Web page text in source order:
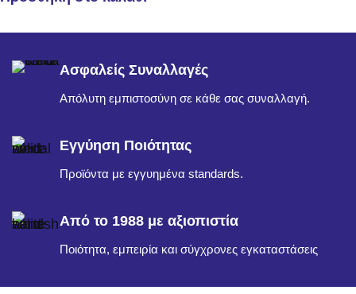
Ασφαλείς Συναλλαγές
Απόλυτη εμπιστοσύνη σε κάθε σας συναλλαγή.
Εγγύηση Ποιότητας
Προϊόντα με εγγυημένα standards.
Από το 1988 με αξιοπιστία
Ποιότητα, εμπειρία και σύγχρονες εγκαταστάσεις